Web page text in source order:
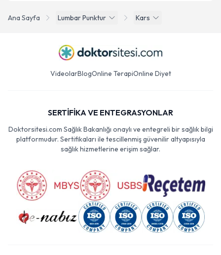
Ana Sayfa Lumbar Punktur Kars
VideolarBlogOnline TerapiOnline Diyet
SERTİFİKA VE ENTEGRASYONLAR
Doktorsitesi.com Sağlık Bakanlığı onaylı ve entegreli bir sağlık bilgi
platformudur. Sertifikaları ile tescillenmiş güvenilir altyapısıyla
sağlık hizmetlerine erişim sağlar.